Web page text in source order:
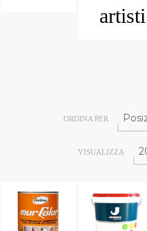
artisti
ORDINA PER
VISUALIZZA